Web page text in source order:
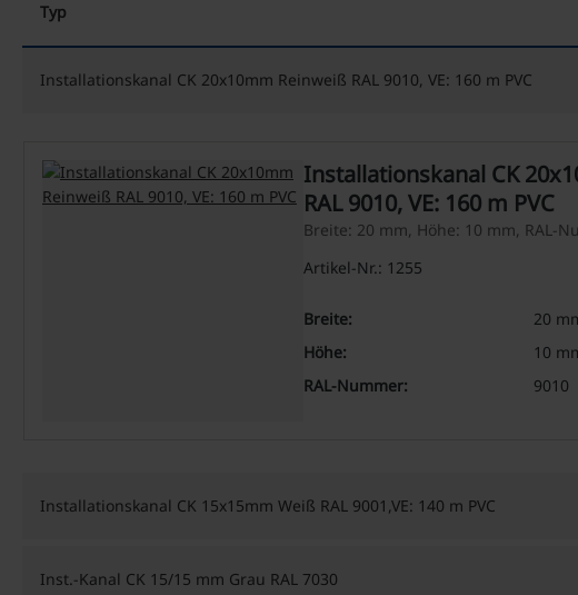
Typ
Installationskanal CK 20x10mm Reinweiß RAL 9010, VE: 160 m PVC
Installationskanal CK
RAL 9010, VE: 160 m PVC
Breite: 20 mm, Höhe: 10 mm, RAL-
Artikel-Nr.: 1255
Breite:
20
Höhe:
10
RAL-Nummer:
9010
Installationskanal CK 15x15mm Weiß RAL 9001,VE: 140 m PVC
Inst.-Kanal CK 15/15 mm Grau RAL 7030